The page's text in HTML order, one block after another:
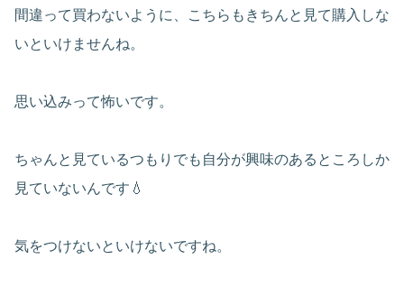
間違って買わないように、こちらもきちんと見て購入しな
いといけませんね。
思い込みって怖いです。
ちゃんと見ているつもりでも自分が興味のあるところしか
見ていないんです💧
気をつけないといけないですね。